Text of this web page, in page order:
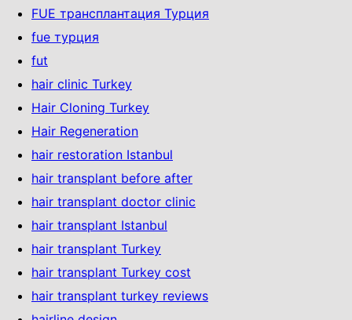
FUE трансплантация Турция
fue турция
fut
hair clinic Turkey
Hair Cloning Turkey
Hair Regeneration
hair restoration Istanbul
hair transplant before after
hair transplant doctor clinic
hair transplant Istanbul
hair transplant Turkey
hair transplant Turkey cost
hair transplant turkey reviews